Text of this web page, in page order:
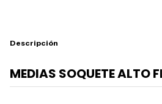
Descripción
MEDIAS SOQUETE ALTO